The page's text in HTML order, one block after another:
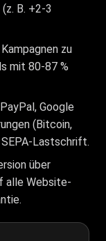
B. +2-3
zu
mit 80-87 %
Google
(Bitcoin,
SEPA-Lastschrift.
über
alle Website-